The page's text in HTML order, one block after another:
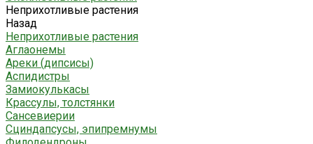
Неприхотливые растения
Назад
Неприхотливые растения
Аглаонемы
Ареки (дипсисы)
Аспидистры
Замиокулькасы
Крассулы, толстянки
Сансевиерии
Сциндапсусы, эпипремнумы